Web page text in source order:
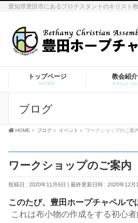
愛知県豊田市にあるプロテスタントのキリスト
トップページ
HOME
教会紹介
About Us
ブログ
HOME » ブログ » イベント » ワークショップのご案
ワークショップのご案内
投稿日 : 2020年11月6日 最終更新日時 : 2020年12月
このたび、豊田ホープチャペル
これは布小物の作成をする初心